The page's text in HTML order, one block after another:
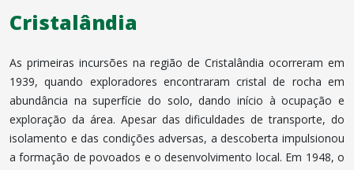
1939, quando exploradores encontraram cristal de rocha em
abundância na superfície do solo, dando início à ocupação e
exploração da área. Apesar das dificuldades de transporte, do
isolamento e das condições adversas, a descoberta impulsionou
a formação de povoados e o desenvolvimento local. Em 1948, o
povoado então chamado Chapada foi elevado à categoria de vila